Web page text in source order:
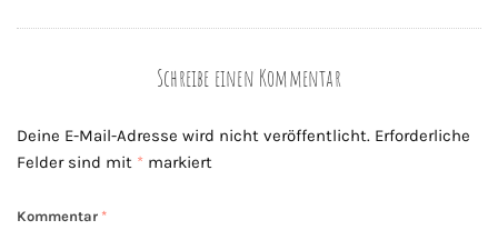
Schreibe einen Kommentar
Deine E-Mail-Adresse wird nicht veröffentlicht. Erforderliche
Felder sind mit * markiert
Kommentar *